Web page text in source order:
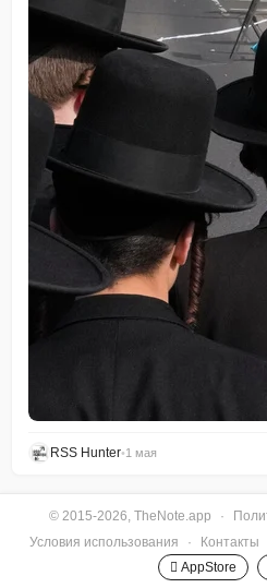
RSS Hunter•1 мая
© 2015-2026, TheNote.app ·
Условия использования
· Контакты
 AppStore